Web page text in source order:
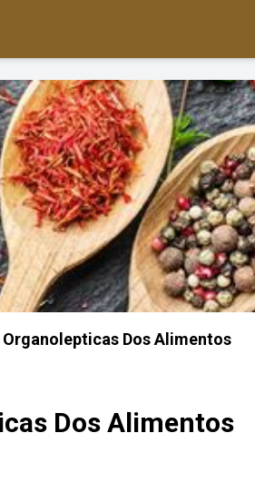
Dos Alimentos
Dos Alimentos